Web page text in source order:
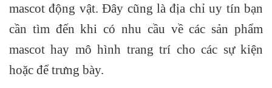
mascot động vật. Đây cũng là địa chỉ uy tín bạn
cần tìm đến khi có nhu cầu về các sản phẩm
mascot hay mô hình trang trí cho các sự kiện
hoặc để trưng bày.